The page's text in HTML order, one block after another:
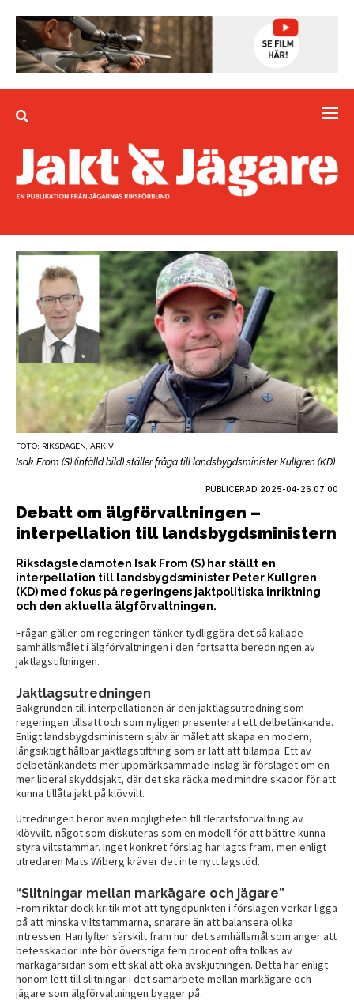
FOTO: RIKSDAGEN, ARKIV
Isak From (S) (infälld bild) ställer fråga till landsbygdsminister Kullgren (KD).
PUBLICERAD 2025-04-26 07:00
Debatt om älgförvaltningen –
interpellation till landsbygdsministern
Riksdagsledamoten Isak From (S) har ställt en
interpellation till landsbygdsminister Peter Kullgren
(KD) med fokus på regeringens jaktpolitiska inriktning
och den aktuella älgförvaltningen.
Frågan gäller om regeringen tänker tydliggöra det så kallade
samhällsmålet i älgförvaltningen i den fortsatta beredningen av
jaktlagstiftningen.
Jaktlagsutredningen
Bakgrunden till interpellationen är den jaktlagsutredning som
regeringen tillsatt och som nyligen presenterat ett delbetänkande.
Enligt landsbygdsministern själv är målet att skapa en modern,
långsiktigt hållbar jaktlagstiftning som är lätt att tillämpa. Ett av
delbetänkandets mer uppmärksammade inslag är förslaget om en
mer liberal skyddsjakt, där det ska räcka med mindre skador för att
kunna tillåta jakt på klövvilt.
Utredningen berör även möjligheten till flerartsförvaltning av
klövvilt, något som diskuteras som en modell för att bättre kunna
styra viltstammar. Inget konkret förslag har lagts fram, men enligt
utredaren Mats Wiberg kräver det inte nytt lagstöd.
“Slitningar mellan markägare och jägare”
From riktar dock kritik mot att tyngdpunkten i förslagen verkar ligga
på att minska viltstammarna, snarare än att balansera olika
intressen. Han lyfter särskilt fram hur det samhällsmål som anger att
betesskador inte bör överstiga fem procent ofta tolkas av
markägarsidan som ett skäl att öka avskjutningen. Detta har enligt
honom lett till slitningar i det samarbete mellan markägare och
jägare som älgförvaltningen bygger på.